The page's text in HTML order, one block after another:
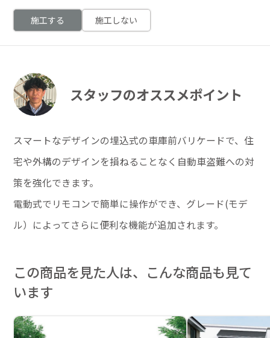
施工する 施工しない
スタッフのオススメポイント
スマートなデザインの埋込式の車庫前バリケードで、住
宅や外構のデザインを損ねることなく自動車盗難への対
策を強化できます。
電動式でリモコンで簡単に操作ができ、グレード(モデ
ル）によってさらに便利な機能が追加されます。
この商品を見た人は、こんな商品も見て
います